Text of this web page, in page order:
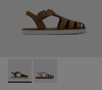
Miko - K800569-004 -
Miko - K800569-